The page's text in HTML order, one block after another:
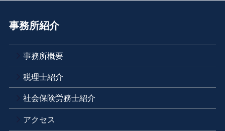
事務所紹介
事務所概要
税理士紹介
社会保険労務士紹介
アクセス